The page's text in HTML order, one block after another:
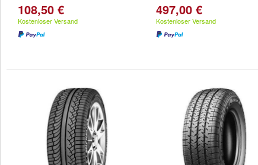
108,50 €
Kostenloser Versand
497,00 €
Kostenloser Versand